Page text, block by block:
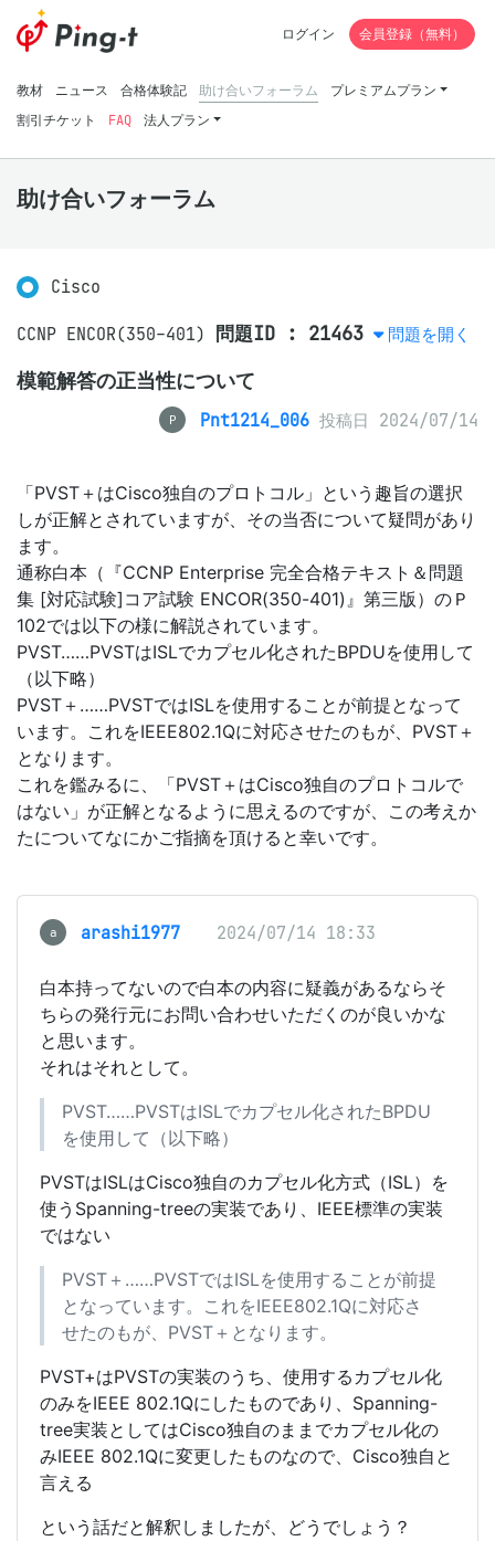
教材 ニュース 合格体験記 助け合いフォーラム
プレミアムプラン
割引チケット
FAQ 法人プラン
ログイン 会員登録（無料）
助け合いフォーラム
Cisco
CCNP ENCOR(350-401) 問題ID : 21463 問題を開く
模範解答の正当性について
P Pnt1214_006 投稿日 2024/07/14
「PVST＋はCisco独自のプロトコル」という趣旨の選択
しが正解とされていますが、その当否について疑問があり
ます。
通称白本（『CCNP Enterprise 完全合格テキスト＆問題
集 [対応試験]コア試験 ENCOR(350-401)』第三版）のＰ
102では以下の様に解説されています。
PVST……PVSTはISLでカプセル化されたBPDUを使用して
（以下略）
PVST＋……PVSTではISLを使用することが前提となって
います。これをIEEE802.1Qに対応させたのもが、PVST＋
となります。
これを鑑みるに、「PVST＋はCisco独自のプロトコルで
はない」が正解となるように思えるのですが、この考えか
たについてなにかご指摘を頂けると幸いです。
a arashi1977 2024/07/14 18:33
白本持ってないので白本の内容に疑義があるならそ
ちらの発行元にお問い合わせいただくのが良いかな
と思います。
それはそれとして。
PVST……PVSTはISLでカプセル化されたBPDU
を使用して（以下略）
PVSTはISLはCisco独自のカプセル化方式（ISL）を
使うSpanning-treeの実装であり、IEEE標準の実装
ではない
PVST＋……PVSTではISLを使用することが前提
となっています。これをIEEE802.1Qに対応さ
せたのもが、PVST＋となります。
PVST+はPVSTの実装のうち、使用するカプセル化
のみをIEEE 802.1Qにしたものであり、Spanning-
tree実装としてはCisco独自のままでカプセル化の
みIEEE 802.1Qに変更したものなので、Cisco独自と
言える
という話だと解釈しましたが、どうでしょう？